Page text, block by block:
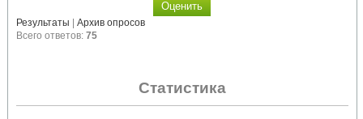
Результаты | Архив опросов
Всего ответов: 75
Статистика